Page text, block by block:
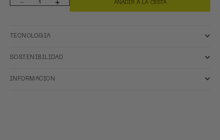
Reducir cantidadAumentar cantidad AÑADIR A LA CESTA
TECNOLOGIA
SOSTENIBILIDAD
INFORMACION